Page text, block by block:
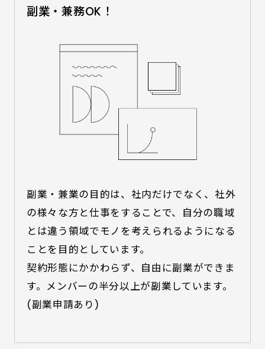
副業・兼務OK！
副業・兼業の目的は、社内だけでなく、社外
の様々な方と仕事をすることで、自分の職域
とは違う領域でモノを考えられるようになる
ことを目的としています。
契約形態にかかわらず、自由に副業ができま
す。メンバーの半分以上が副業しています。
(副業申請あり)